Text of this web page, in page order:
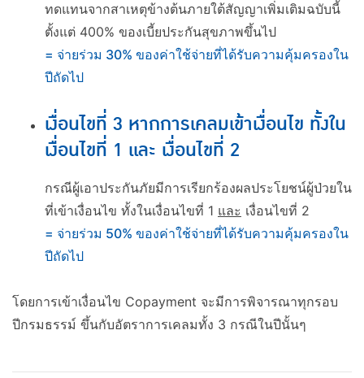
ทดแทนจากสาเหตุข้างต้นภายใต้สัญญาเพิ่มเติมฉบับนี้
ตั้งแต่ 400% ของเบี้ยประกันสุขภาพขึ้นไป
= จ่ายร่วม 30% ของค่าใช้จ่ายที่ได้รับความคุ้มครองใน
ปีถัดไป
เงื่อนไขที่ 3 หากการเคลมเข้าเงื่อนไข ทั้งใน
เงื่อนไขที่ 1 และ เงื่อนไขที่ 2
กรณีผู้เอาประกันภัยมีการเรียกร้องผลประโยชน์ผู้ป่วยใน
ที่เข้าเงื่อนไข ทั้งในเงื่อนไขที่ 1 และ เงื่อนไขที่ 2
= จ่ายร่วม 50% ของค่าใช้จ่ายที่ได้รับความคุ้มครองใน
ปีถัดไป
โดยการเข้าเงื่อนไข Copayment จะมีการพิจารณาทุกรอบ
ปีกรมธรรม์ ขึ้นกับอัตราการเคลมทั้ง 3 กรณีในปีนั้นๆ